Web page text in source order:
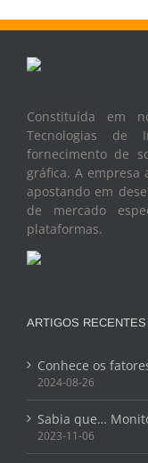
Constituída em
Tecnologias de
fornecimento de
gráfica. A empresa
apostando em
de mercado
plataformas.
ARTIGOS RECENTES
Conhece os
2024-08-26
Sabia que…
2023-11-06